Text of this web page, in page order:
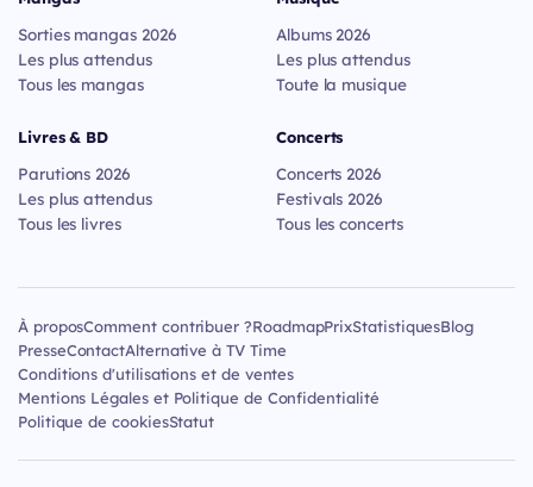
Sorties mangas 2026
Les plus attendus
Tous les mangas
Livres & BD
Parutions 2026
Les plus attendus
Tous les livres
Albums 2026
Les plus attendus
Toute la musique
Concerts
Concerts 2026
Festivals 2026
Tous les concerts
À proposComment contribuer ?RoadmapPrixStatistiquesBlog
PresseContactAlternative à TV Time
Conditions d'utilisations et de ventes
Mentions Légales et Politique de Confidentialité
Politique de cookiesStatut